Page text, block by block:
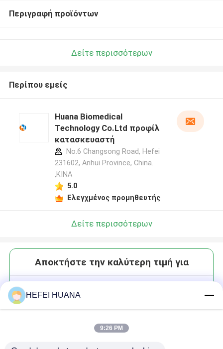
Περιγραφή προϊόντων
Δείτε περισσότερων
Περίπου εμείς
Huana Biomedical
Technology Co.Ltd προφίλ
κατασκευαστή
No.6 Changsong Road, Hefei
231602, Anhui Province, China.
,ΚΙΝΑ
5.0
Ελεγχμένος προμηθευτής
Δείτε περισσότερων
Αποκτήστε την καλύτερη τιμή για
HEFEI HUANA
9:26 PM